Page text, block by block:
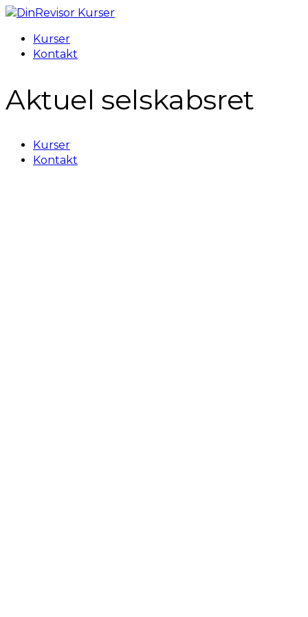
Skip
main
content
MenuKurser
Kontakt
Aktuel selskabsret
Close
Menu
Kurser
Kontakt